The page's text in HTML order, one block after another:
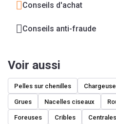
Conseils d'achat
Conseils anti-fraude
Voir aussi
Pelles sur chenilles
Grues Nacelles ciseaux
Foreuses Cribles